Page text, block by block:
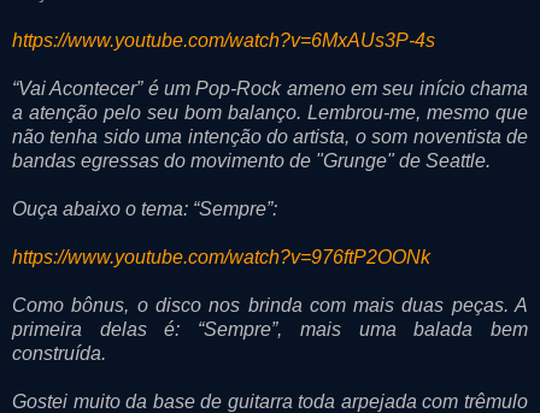
https://www.youtube.com/watch?v=6MxAUs3P-4s
“Vai Acontecer” é um Pop-Rock ameno em seu início chama
a atenção pelo seu bom balanço. Lembrou-me, mesmo que
não tenha sido uma intenção do artista, o som noventista de
bandas egressas do movimento de "Grunge" de Seattle.
Ouça abaixo o tema: “Sempre”:
https://www.youtube.com/watch?v=976ftP2OONk
Como bônus, o disco nos brinda com mais duas peças. A
primeira delas é: “Sempre”, mais uma balada bem
construída.
Gostei muito da base de guitarra toda arpejada com trêmulo